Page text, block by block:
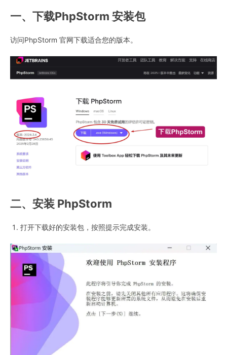
一、下载PhpStorm 安装包
访问PhpStorm 官网下载适合您的版本。
二、安装 PhpStorm
打开下载好的安装包，按照提示完成安装。